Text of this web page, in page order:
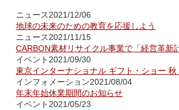
ニュース2021/12/06
地球の未来のための教育を応援しよう
ニュース2021/11/15
CARBON素材リサイクル事業で「経営革新
イベント 2021/09/30
東京インターナショナル ギフト・ショー 秋
インフォメーション2021/08/04
年末年始休業期間のお知らせ
イベント 2021/05/23